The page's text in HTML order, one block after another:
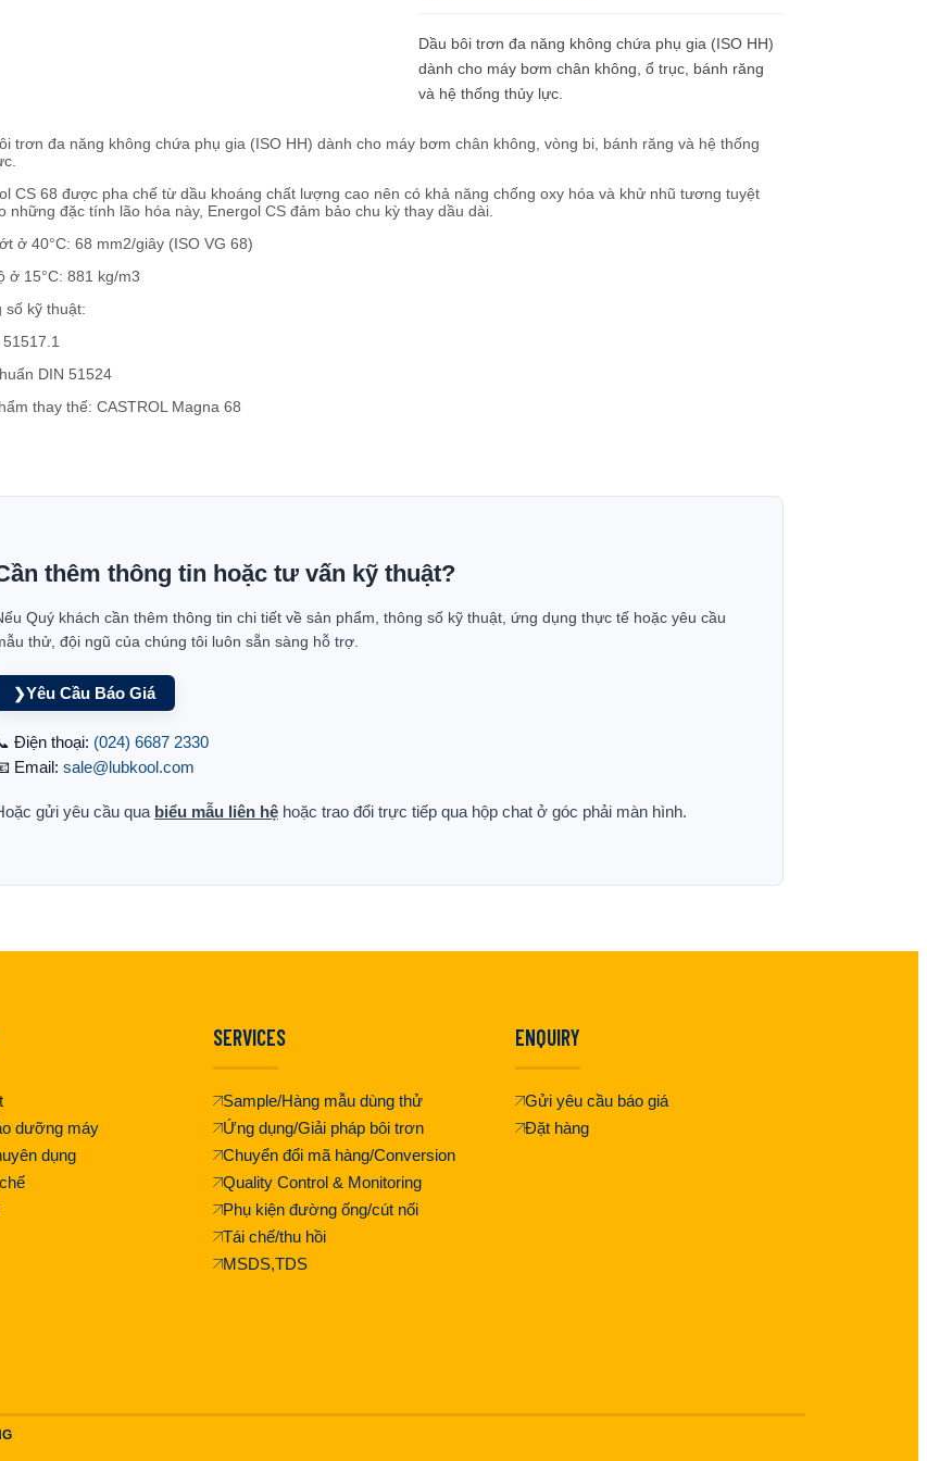
Dầu bôi trơn đa năng không chứa phụ gia (ISO HH)
dành cho máy bơm chân không, ổ trục, bánh răng
và hệ thống thủy lực.
trơn đa năng không chứa phụ gia (ISO HH) dành cho máy bơm chân không, vòng bi, bánh răng và hệ thống
CS 68 được pha chế từ dầu khoáng chất lượng cao nên có khả năng chống oxy hóa và khử nhũ tương tuyệt
những đặc tính lão hóa này, Energol CS đảm bảo chu kỳ thay dầu dài.
ở 40°C: 68 mm2/giây (ISO VG 68)
ở 15°C: 881 kg/m3
số kỹ thuật:
DIN 51524
thay thế: CASTROL Magna 68
thêm thông tin hoặc tư vấn kỹ thuật?
Quý khách cần thêm thông tin chi tiết về sản phẩm, thông số kỹ thuật, ứng dụng thực tế hoặc yêu cầu
thử, đội ngũ của chúng tôi luôn sẵn sàng hỗ trợ.
❯Yêu Cầu Báo Giá
Điện thoại: (024) 6687 2330
Email: sale@lubkool.com
gửi yêu cầu qua biểu mẫu liên hệ hoặc trao đổi trực tiếp qua hộp chat ở góc phải màn hình.
dưỡng máy
dụng
SERVICES
Sample/Hàng mẫu dùng thử
Ứng dụng/Giải pháp bôi trơn
Chuyển đổi mã hàng/Conversion
Quality Control & Monitoring
Phụ kiện đường ống/cút nối
Tái chế/thu hồi
MSDS,TDS
ENQUIRY
Gửi yêu cầu báo giá
Đặt hàng